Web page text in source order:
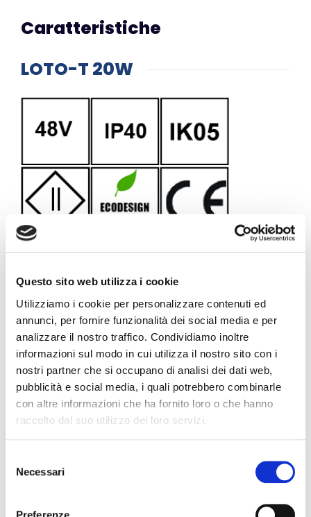
Questo sito web utilizza i cookie
Utilizziamo i cookie per personalizzare contenuti ed
annunci, per fornire funzionalità dei social media e per
analizzare il nostro traffico. Condividiamo inoltre
informazioni sul modo in cui utilizza il nostro sito con i
nostri partner che si occupano di analisi dei dati web,
pubblicità e social media, i quali potrebbero combinarle
con altre informazioni che ha fornito loro o che hanno
raccolto dal suo utilizzo dei loro servizi.
delNecessari
Caratteristiche
LOTO-T 20W
Versioni
LOTO-T 20W
Cod. d'ordine
C.C.T
BNM6020ST-930
20W